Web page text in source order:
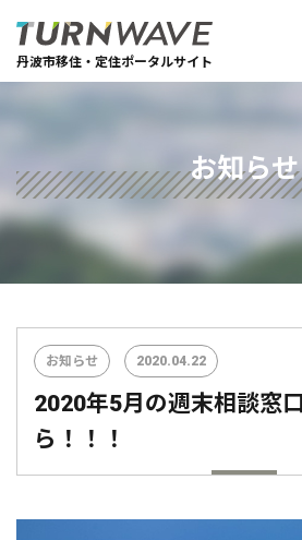
丹波市移住・定住ポータルサイト
お知らせ
お知らせ 2020.04.22
2020年5月の週末相談窓
ら！！！